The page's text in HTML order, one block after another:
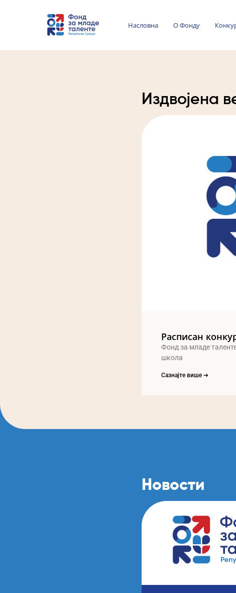
Насловна О Фонду
Издвојена
Расписан
Фонд за младе
школа
Сазнајте више ➔
Новости